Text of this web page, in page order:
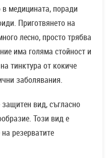
медицината, поради
Приготвянето на
лесно, просто трябва
има голяма стойност и
тинктура от кокиче
заболявания.
вид, съгласно
Този вид е
резерватите